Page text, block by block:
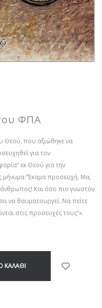
ΦΠΑ
Θεού, που αξιώθηκε να
για τον
εκ Θεού για την
μήνυμα:“Έκαμα προσευχή. Μα,
Και όσο πιο γνωστόν
να θαυματουργεί. Να πείτε
στις προσευχές τους”».
ΚΑΛΆΘΙ